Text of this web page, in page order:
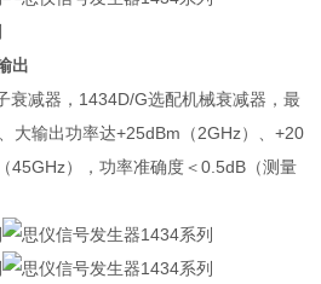
出
衰减器，1434D/G选配机械衰减器，最
大输出功率达+25dBm（2GHz）、+20
45GHz），功率准确度＜0.5dB（测量